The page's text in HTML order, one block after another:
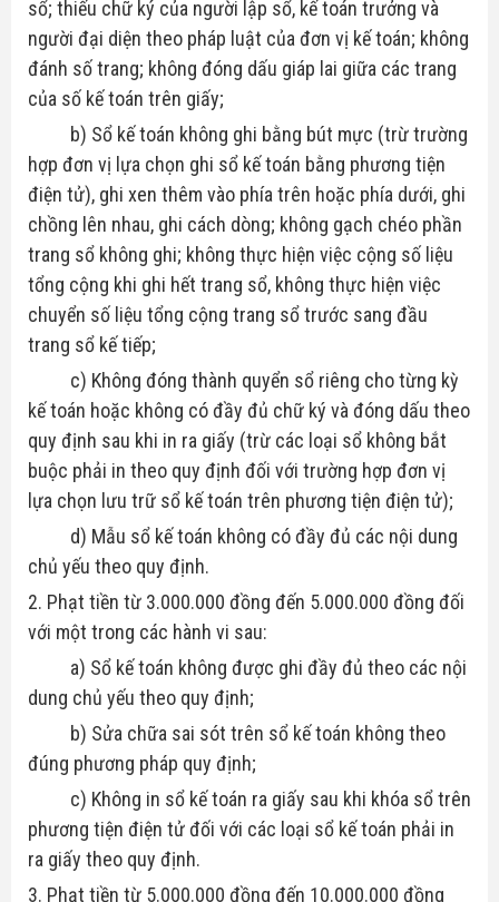
sổ; thiếu chữ ký của người lập sổ, kế toán trưởng và
người đại diện theo pháp luật của đơn vị kế toán; không
đánh số trang; không đóng dấu giáp lai giữa các trang
của số kế toán trên giấy;
b) Sổ kế toán không ghi bằng bút mực (trừ trường
hợp đơn vị lựa chọn ghi sổ kế toán bằng phương tiện
điện tử), ghi xen thêm vào phía trên hoặc phía dưới, ghi
chồng lên nhau, ghi cách dòng; không gạch chéo phần
trang sổ không ghi; không thực hiện việc cộng số liệu
tổng cộng khi ghi hết trang sổ, không thực hiện việc
chuyển số liệu tổng cộng trang sổ trước sang đầu
trang sổ kế tiếp;
c) Không đóng thành quyển sổ riêng cho từng kỳ
kế toán hoặc không có đầy đủ chữ ký và đóng dấu theo
quy định sau khi in ra giấy (trừ các loại sổ không bắt
buộc phải in theo quy định đối với trường hợp đơn vị
lựa chọn lưu trữ sổ kế toán trên phương tiện điện tử);
d) Mẫu sổ kế toán không có đầy đủ các nội dung
chủ yếu theo quy định.
2. Phạt tiền từ 3.000.000 đồng đến 5.000.000 đồng đối
với một trong các hành vi sau:
a) Sổ kế toán không được ghi đầy đủ theo các nội
dung chủ yếu theo quy định;
b) Sửa chữa sai sót trên sổ kế toán không theo
đúng phương pháp quy định;
c) Không in sổ kế toán ra giấy sau khi khóa sổ trên
phương tiện điện tử đối với các loại sổ kế toán phải in
ra giấy theo quy định.
3. Phạt tiền từ 5.000.000 đồng đến 10.000.000 đồng